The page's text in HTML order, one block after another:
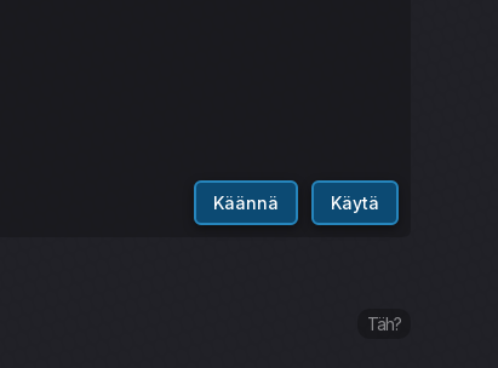
Käännä Käytä
Täh?